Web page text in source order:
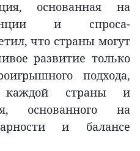
основанная на
и спроса-
что страны могут
развитие только
подхода,
каждой страны и
основанного на
и балансе